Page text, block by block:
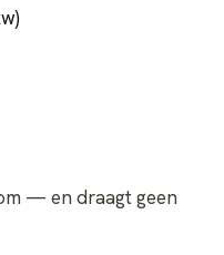
— en draagt geen